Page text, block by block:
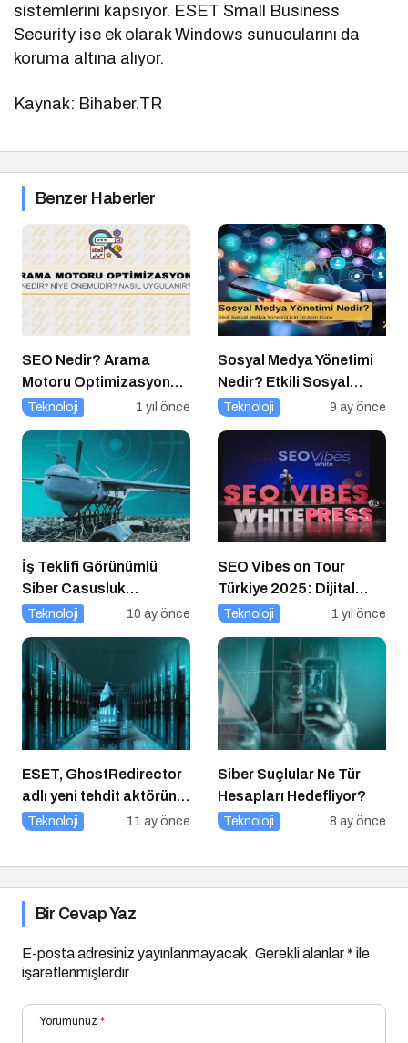
sistemlerini kapsıyor. ESET Small Business
Security ise ek olarak Windows sunucularını da
koruma altına alıyor.
Kaynak: Bihaber.TR
Benzer Haberler
SEO Nedir? Arama
Motoru Optimizasyonu
Nasıl Yapılır?
Teknoloji 1 yıl önce
Sosyal Medya Yönetimi
Nedir? Etkili Sosyal
Medya Yönetimi İçin 10
Teknoloji 9 ay önce
İş Teklifi Görünümlü
Siber Casusluk
Operasyonu
Teknoloji 10 ay önce
SEO Vibes on Tour
Türkiye 2025: Dijital
Dünyanın Nabzını Tutan
Teknoloji 1 yıl önce
ESET, GhostRedirector
adlı yeni tehdit aktörünü
keşfetti
Teknoloji 11 ay önce
Siber Suçlular Ne Tür
Hesapları Hedefliyor?
Teknoloji 8 ay önce
Bir Cevap Yaz
E-posta adresiniz yayınlanmayacak. Gerekli alanlar* ile
işaretlenmişlerdir
Yorumunuz *